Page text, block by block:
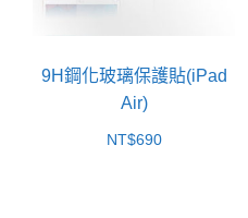
9H鋼化玻璃保護貼(iPad
Air)
NT$690